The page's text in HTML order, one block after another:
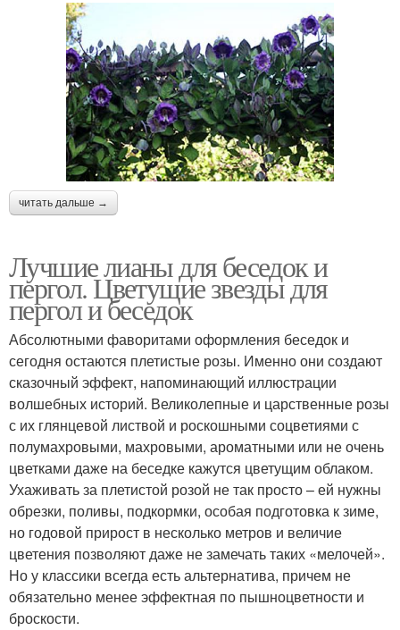
читать дальше →
Лучшие лианы для беседок и
пергол. Цветущие звезды для
пергол и беседок
Абсолютными фаворитами оформления беседок и
сегодня остаются плетистые розы. Именно они создают
сказочный эффект, напоминающий иллюстрации
волшебных историй. Великолепные и царственные розы
с их глянцевой листвой и роскошными соцветиями с
полумахровыми, махровыми, ароматными или не очень
цветками даже на беседке кажутся цветущим облаком.
Ухаживать за плетистой розой не так просто – ей нужны
обрезки, поливы, подкормки, особая подготовка к зиме,
но годовой прирост в несколько метров и величие
цветения позволяют даже не замечать таких «мелочей».
Но у классики всегда есть альтернатива, причем не
обязательно менее эффектная по пышноцветности и
броскости.